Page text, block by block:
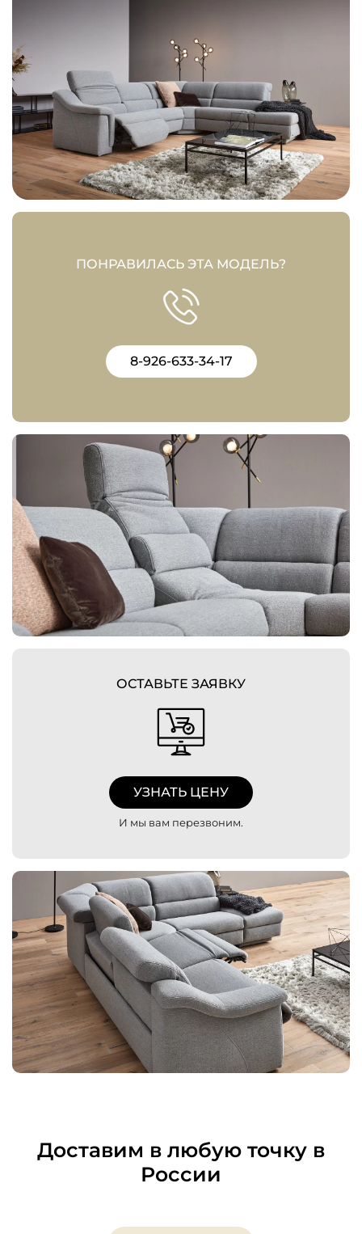
ПОНРАВИЛАСЬ ЭТА МОДЕЛЬ?
8-926-633-34-17
ОСТАВЬТЕ ЗАЯВКУ
УЗНАТЬ ЦЕНУ
И мы вам перезвоним.
Доставим в любую точку в
России